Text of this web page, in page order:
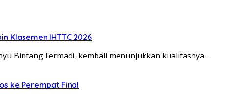
Klasemen IHTTC 2026
Bintang Fermadi, kembali menunjukkan kualitasnya…
ke Perempat Final